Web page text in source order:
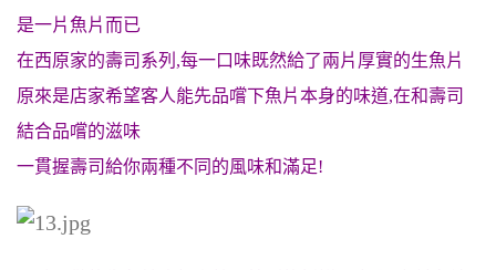
是一片魚片而已
在西原家的壽司系列,每一口味既然給了兩片厚實的生魚片
原來是店家希望客人能先品嚐下魚片本身的味道,在和壽司
結合品嚐的滋味
一貫握壽司給你兩種不同的風味和滿足!